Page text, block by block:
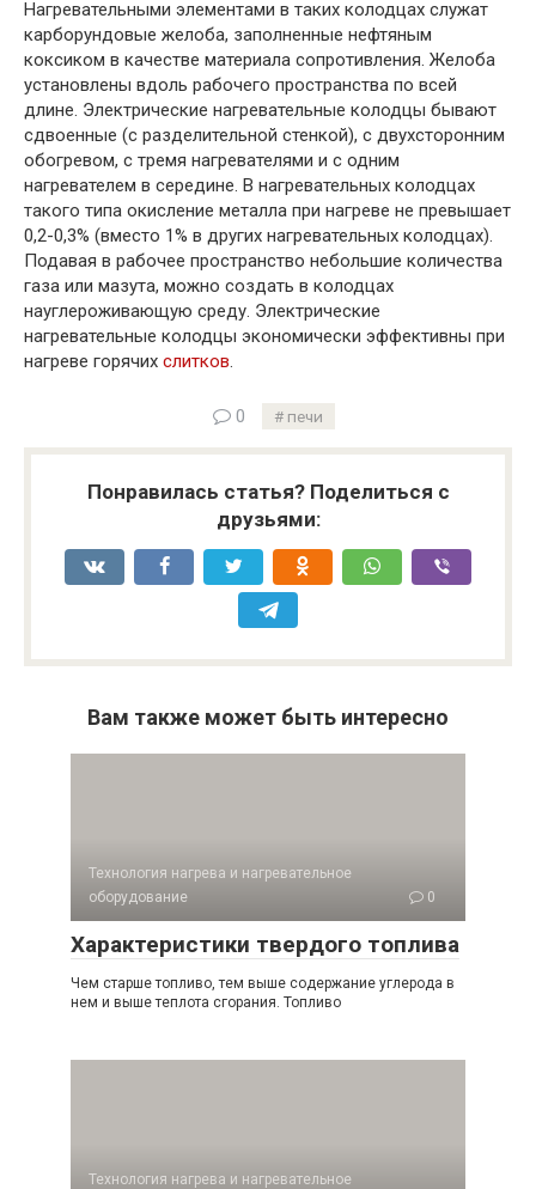
Нагревательными элементами в таких колодцах служат
карборундовые желоба, заполненные нефтяным
коксиком в качестве материала сопротивления. Желоба
установлены вдоль рабочего пространства по всей
длине. Электрические нагревательные колодцы бывают
сдвоенные (с разделительной стенкой), с двухсторонним
обогревом, с тремя нагревателями и с одним
нагревателем в середине. В нагревательных колодцах
такого типа окисление металла при нагреве не превышает
0,2-0,3% (вместо 1% в других нагревательных колодцах).
Подавая в рабочее пространство небольшие количества
газа или мазута, можно создать в колодцах
науглероживающую среду. Электрические
нагревательные колодцы экономически эффективны при
нагреве горячих слитков
0 печи
Понравилась статья? Поделиться с
друзьями:
Вам также может быть интересно
Технология нагрева и нагревательное
оборудование
0
Характеристики твердого топлива
Чем старше топливо, тем выше содержание углерода в
нем и выше теплота сгорания. Топливо
Технология нагрева и нагревательное